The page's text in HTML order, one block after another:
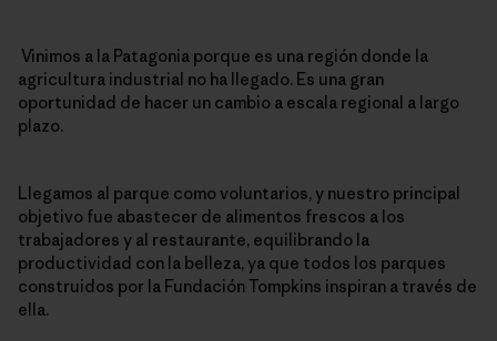
Vinimos a la Patagonia porque es una región donde la
agricultura industrial no ha llegado. Es una gran
oportunidad de hacer un cambio a escala regional a largo
plazo.
Llegamos al parque como voluntarios, y nuestro principal
objetivo fue abastecer de alimentos frescos a los
trabajadores y al restaurante, equilibrando la
productividad con la belleza, ya que todos los parques
construidos por la Fundación Tompkins inspiran a través de
ella.